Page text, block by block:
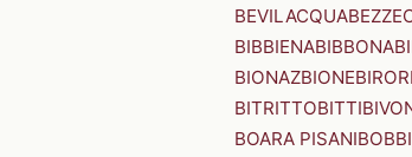
BEVILACQUA
BIBBIENABIBBONA
BIONAZBIONEBIRORI
BITRITTOBITTI
BOARA PISANI